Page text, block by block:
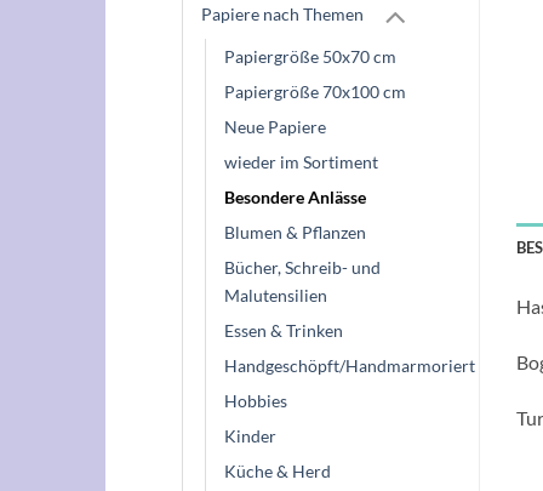
Papiere nach Themen
Papiergröße 50x70 cm
Papiergröße 70x100 cm
Neue Papiere
wieder im Sortiment
Besondere Anlässe
Blumen & Pflanzen
Bücher, Schreib- und
Malutensilien
Essen & Trinken
Handgeschöpft/Handmarmoriert
Hobbies
Kinder
Küche & Herd